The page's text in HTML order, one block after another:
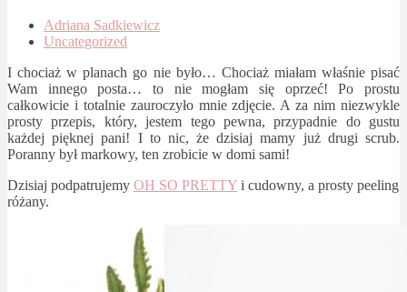
Adriana Sadkiewicz
Uncategorized
I chociaż w planach go nie było… Chociaż miałam właśnie pisać
Wam innego posta… to nie mogłam się oprzeć! Po prostu
całkowicie i totalnie zauroczyło mnie zdjęcie. A za nim niezwykle
prosty przepis, który, jestem tego pewna, przypadnie do gustu
każdej pięknej pani! I to nic, że dzisiaj mamy już drugi scrub.
Poranny był markowy, ten zrobicie w domi sami!
Dzisiaj podpatrujemy OH SO PRETTY i cudowny, a prosty peeling
różany.